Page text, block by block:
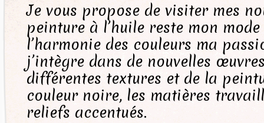
Je vous propose de visiter mes
peinture à l’huile reste mon
l’harmonie des couleurs ma
j’intègre dans de nouvelles
différentes textures et de la
couleur noire, les matières
reliefs accentués.